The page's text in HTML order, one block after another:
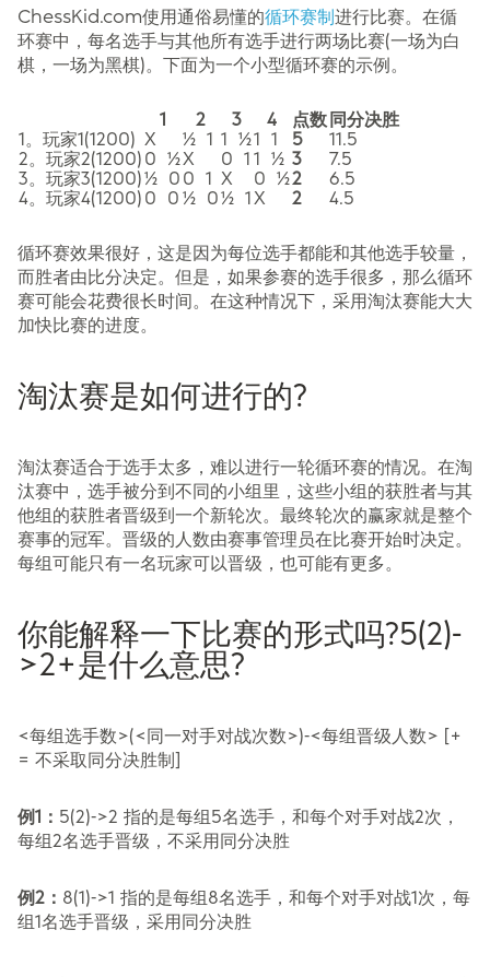
ChessKid.com使用通俗易懂的循环赛制 进行比赛。在循
环赛中，每名选手与其他所有选手进行两场比赛(一场为白
棋，一场为黑棋)。下面为一个小型循环赛的示例。
1 2 3 4 点数 同分决胜
1。玩家1(1200)
X ½ 1 1 ½1 1 5
11.5
2。玩家2(1200) 0 ½X 0 1 1 ½ 3
7.5
3。玩家3(1200)½ 0 0 1 X 0 ½2
6.5
4。玩家4(1200) 0 0 ½ 0½ 1 X 2 4.5
循环赛效果很好，这是因为每位选手都能和其他选手较量，
而胜者由比分决定。但是，如果参赛的选手很多，那么循环
赛可能会花费很长时间。在这种情况下，采用淘汰赛能大大
加快比赛的进度。
淘汰赛是如何进行的?
淘汰赛适合于选手太多，难以进行一轮循环赛的情况。在淘
汰赛中，选手被分到不同的小组里，这些小组的获胜者与其
他组的获胜者晋级到一个新轮次。最终轮次的赢家就是整个
赛事的冠军。晋级的人数由赛事管理员在比赛开始时决定。
每组可能只有一名玩家可以晋级，也可能有更多。
你能解释一下比赛的形式吗?5(2)-
>2+是什么意思?
<每组选手数>(<同一对手对战次数>)-<每组晋级人数> [+
= 不采取同分决胜制]
例1： 5(2)->2 指的是每组5名选手，和每个对手对战2次，
每组2名选手晋级，不采用同分决胜
例2： 8(1)->1 指的是每组8名选手，和每个对手对战1次，每
组1名选手晋级，采用同分决胜